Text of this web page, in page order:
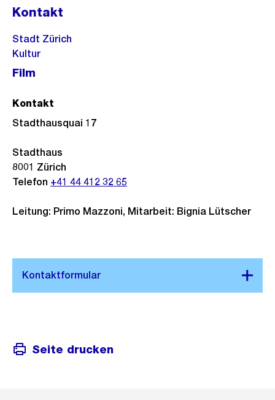
Kontakt
Stadt Zürich
Kultur
Film
Leitung: Primo Mazzoni, Mitarbeit: Bignia Lütscher
Kontakt
Stadthausquai 17
Stadthaus
8001 Zürich
Telefon +41 44 412 32 65
Seite drucken